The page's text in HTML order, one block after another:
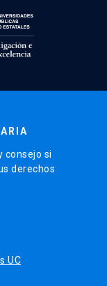
consejo si
derechos
UC